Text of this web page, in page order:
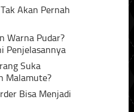
Akan Pernah
Warna Pudar?
Penjelasannya
Suka
Malamute?
Bisa Menjadi